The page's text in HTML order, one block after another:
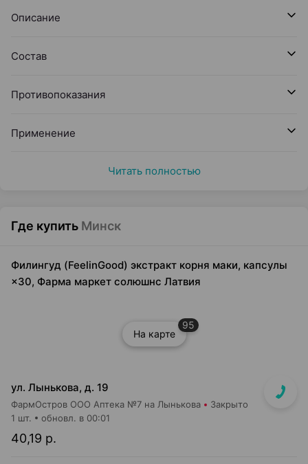
Описание
Состав
Противопоказания
Применение
Читать полностью
Где купить Минск
Филингуд (FeelinGood) экстракт корня маки, капсулы
×30, Фарма маркет солюшнс Латвия
На карте
95
ул. Лынькова, д. 19
ФармОстров ООО Аптека №7 на Лынькова Закрыто
40,19 р.
1 шт. обновл. в 00:01